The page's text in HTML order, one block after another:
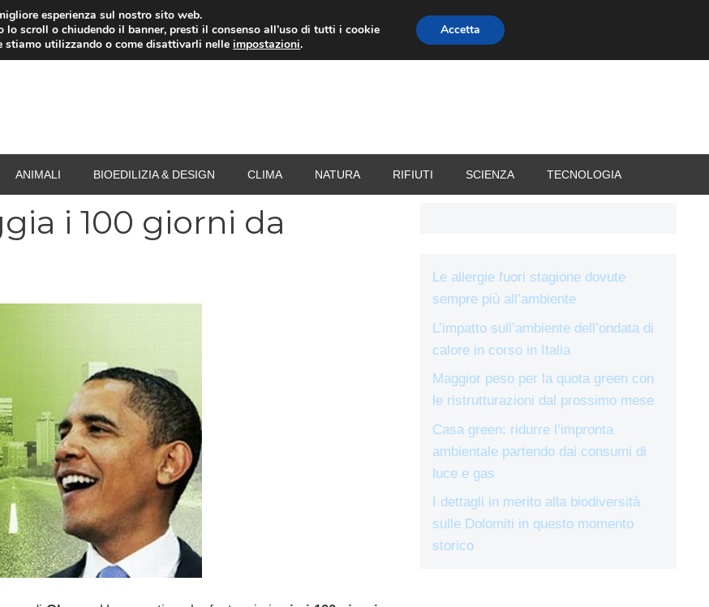
ENERGETICO SPESA TERMOVALORIZZATORI VACANZE
ANIMALI BIOEDILIZIA & DESIGN CLIMA NATURA RIFIUTI SCIENZA TECNOLOGIA
i 100 giorni da
Le allergie fuori stagione dovute
sempre più all’ambiente
L’impatto sull’ambiente dell’ondata di
calore in corso in Italia
Maggior peso per la quota green con
le ristrutturazioni dal prossimo mese
Casa green: ridurre l’impronta
ambientale partendo dai consumi di
luce e gas
I dettagli in merito alla biodiversità
sulle Dolomiti in questo momento
storico
esperienza sul nostro sito web.
lo scroll o chiudendo il banner, presti il consenso all’uso di tutti i cookie
stiamo utilizzando o come disattivarli nelleimpostazioni.
Accetta